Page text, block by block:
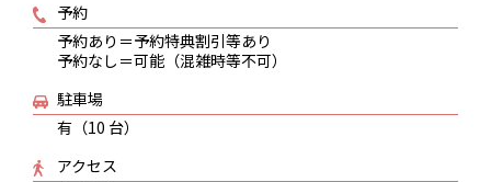
予約
予約あり＝予約特典割引等あり
予約なし＝可能（混雑時等不可）
駐車場
有（10 台）
アクセス